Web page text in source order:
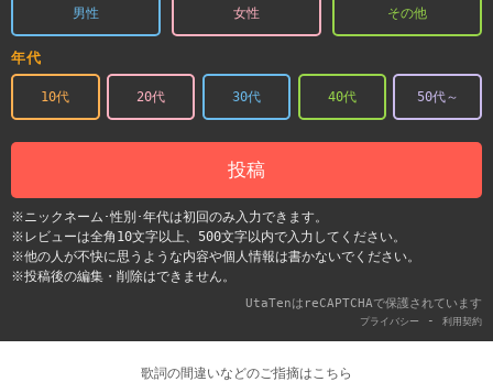
男性 女性 その他
年代
10代 20代 30代 40代 50代～
投稿
※ニックネーム･性別･年代は初回のみ入力できます。
※レビューは全角10文字以上、500文字以内で入力してください。
※他の人が不快に思うような内容や個人情報は書かないでください。
※投稿後の編集・削除はできません。
UtaTenはreCAPTCHAで保護されています
プライバシー - 利用契約
歌詞の間違いなどのご指摘はこちら